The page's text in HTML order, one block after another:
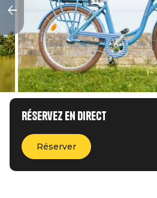
Réservez en direct
Réserver